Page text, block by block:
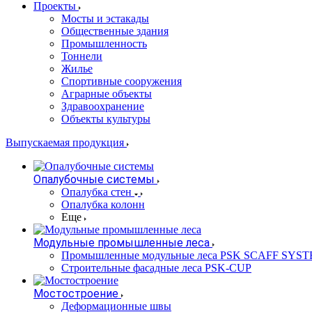
Проекты
Мосты и эстакады
Общественные здания
Промышленность
Тоннели
Жилье
Спортивные сооружения
Аграрные объекты
Здравоохранение
Объекты культуры
Выпускаемая продукция
Опалубочные системы
Опалубка стен
Опалубка колонн
Еще
Модульные промышленные леса
Промышленные модульные леса PSK SCAFF
Строительные фасадные леса PSK-CUP
Мостостроение
Деформационные швы